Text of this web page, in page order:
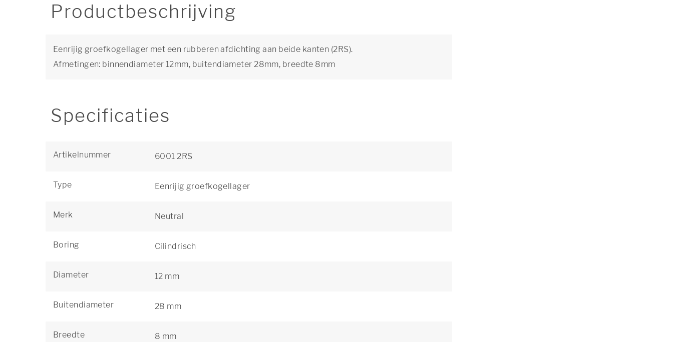
Productbeschrijving
Eenrijig groefkogellager met een rubberen afdichting aan beide kanten (2RS).
Afmetingen: binnendiameter 12mm, buitendiameter 28mm, breedte 8mm
Specificaties
Artikelnummer 6001 2RS
Type Eenrijig groefkogellager
Merk Neutral
Boring Cilindrisch
Diameter 12 mm
Buitendiameter 28 mm
Breedte 8 mm